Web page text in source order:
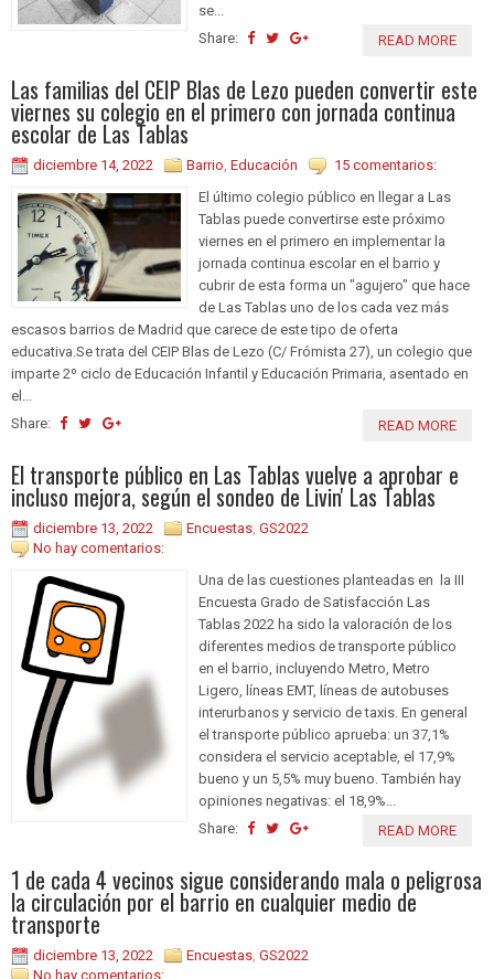
se...
Share:
READ MORE
Las familias del CEIP Blas de Lezo pueden convertir este
viernes su colegio en el primero con jornada continua
escolar de Las Tablas
diciembre 14, 2022 Barrio Educación
15 comentarios:
El último colegio público en llegar a Las
Tablas puede convertirse este próximo
viernes en el primero en implementar la
jornada continua escolar en el barrio y
cubrir de esta forma un "agujero" que hace
de Las Tablas uno de los cada vez más
escasos barrios de Madrid que carece de este tipo de oferta
educativa.Se trata del CEIP Blas de Lezo (C/ Frómista 27), un colegio que
imparte 2º ciclo de Educación Infantil y Educación Primaria, asentado en
el...
Share:
READ MORE
El transporte público en Las Tablas vuelve a aprobar e
incluso mejora, según el sondeo de Livin' Las Tablas
diciembre 13, 2022 Encuestas GS2022
No hay comentarios:
Una de las cuestiones planteadas en la III
Encuesta Grado de Satisfacción Las
Tablas 2022 ha sido la valoración de los
diferentes medios de transporte público
en el barrio, incluyendo Metro, Metro
Ligero, líneas EMT, líneas de autobuses
interurbanos y servicio de taxis. En general
el transporte público aprueba: un 37,1%
considera el servicio aceptable, el 17,9%
bueno y un 5,5% muy bueno. También hay
opiniones negativas: el 18,9%...
Share:
READ MORE
1 de cada 4 vecinos sigue considerando mala o peligrosa
la circulación por el barrio en cualquier medio de
transporte
diciembre 13, 2022 Encuestas GS2022
No hay comentarios: